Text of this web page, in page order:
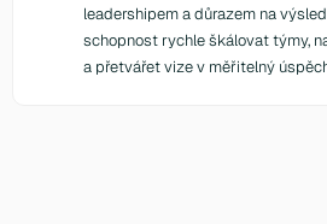
leadershipem a důrazem na
schopnost rychle škálovat týmy,
a přetvářet vize v měřitelný